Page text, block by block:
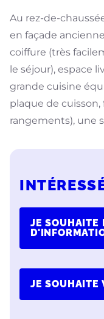
Au rez-de-
en façade
coiffure (très
le séjour), espace
grande cuisine
plaque de
rangements), une
JE SOUHAITE
JE SOUHAITE